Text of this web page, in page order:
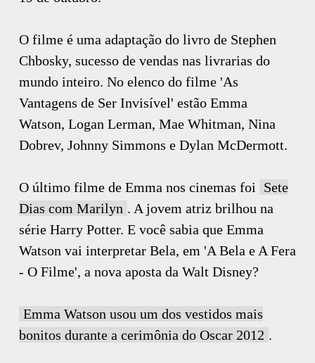
O filme é uma adaptação do livro de Stephen
Chbosky, sucesso de vendas nas livrarias do
mundo inteiro. No elenco do filme 'As
Vantagens de Ser Invisível' estão Emma
Watson, Logan Lerman, Mae Whitman, Nina
Dobrev, Johnny Simmons e Dylan McDermott.
O último filme de Emma nos cinemas foi
Sete
Dias com Marilyn . A jovem atriz brilhou na
série Harry Potter. E você sabia que Emma
Watson vai interpretar Bela, em 'A Bela e A Fera
- O Filme', a nova aposta da Walt Disney?
Emma Watson usou um dos vestidos mais
bonitos durante a cerimônia do Oscar 2012 .